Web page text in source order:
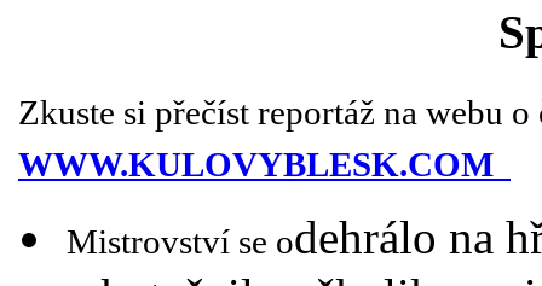
Zkuste si přečíst reportáž na webu o
WWW.KULOVYBLESK.COM
Mistrovství se odehrálo na